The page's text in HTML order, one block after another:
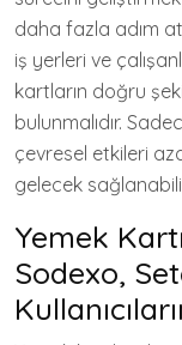
daha fazla adım
iş yerleri ve
kartların doğru
bulunmalıdır.
çevresel etkileri
gelecek
Yemek
Sodexo,